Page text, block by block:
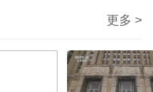
更多 >